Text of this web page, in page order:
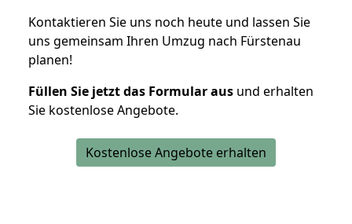
Kontaktieren Sie uns noch heute und lassen Sie
uns gemeinsam Ihren Umzug nach Fürstenau
planen!
Füllen Sie jetzt das Formular aus und erhalten
Sie kostenlose Angebote.
Kostenlose Angebote erhalten